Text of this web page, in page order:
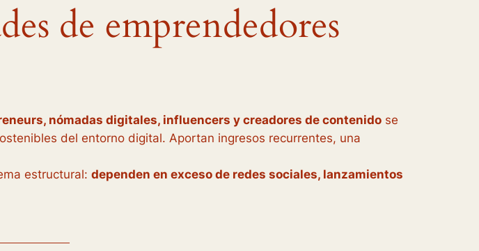
de emprendedores
nómadas digitales, influencers y creadores de contenido se
del entorno digital. Aportan ingresos recurrentes, una
estructural: dependen en exceso de redes sociales, lanzamientos